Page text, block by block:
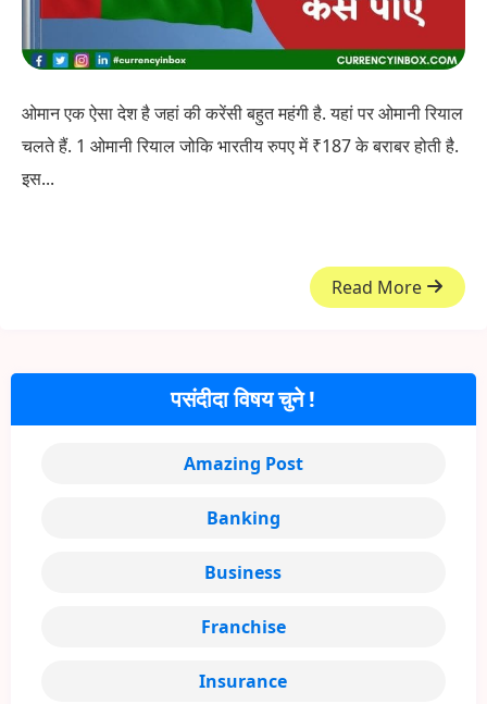
ओमान एक ऐसा देश है जहां की करेंसी बहुत महंगी है. यहां पर ओमानी रियाल
चलते हैं. 1 ओमानी रियाल जोकि भारतीय रुपए में ₹187 के बराबर होती है.
इस...
Read More
पसंदीदा विषय चुने !
Amazing Post
Banking
Business
Franchise
Insurance